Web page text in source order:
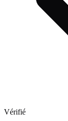
Vérifié